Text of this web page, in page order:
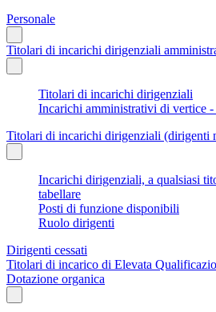
Personale
Titolari di incarichi dirigenziali
Titolari di incarichi dirigenziali
Incarichi amministrativi di vertice
Titolari di incarichi dirigenziali (dirigenti
Incarichi dirigenziali, a qualsiasi
tabellare
Posti di funzione disponibili
Ruolo dirigenti
Dirigenti cessati
Titolari di incarico di Elevata
Dotazione organica